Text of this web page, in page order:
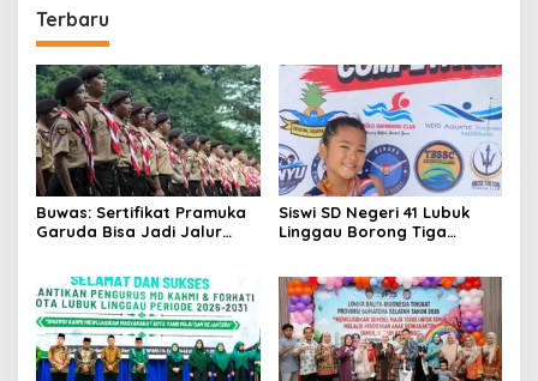
Terbaru
Buwas: Sertifikat Pramuka
Garuda Bisa Jadi Jalur
Siswi SD Negeri 41 Lubuk
Linggau Borong Tiga
Indonesia Palembang